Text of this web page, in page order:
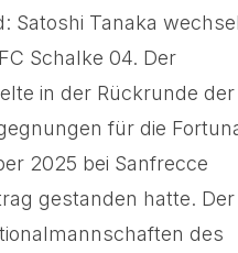
Satoshi Tanaka
Schalke 04. Der
in der Rückrunde der
für die
2025 bei Sanfrecce
gestanden hatte. Der
des